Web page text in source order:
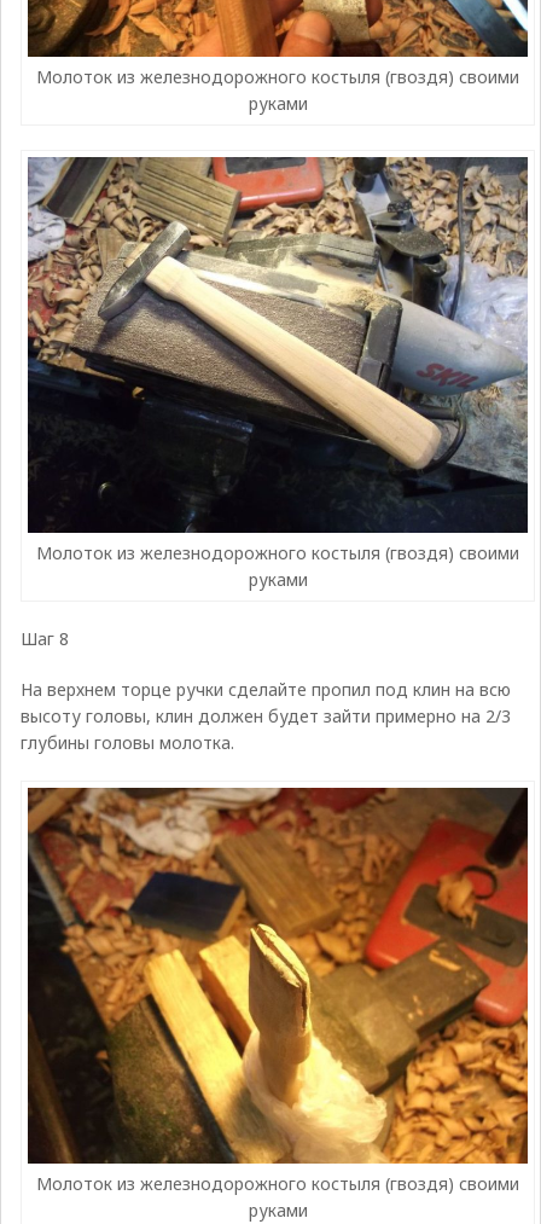
Молоток из железнодорожного костыля (гвоздя) своими
руками
Молоток из железнодорожного костыля (гвоздя) своими
руками
Шаг 8
На верхнем торце ручки сделайте пропил под клин на всю
высоту головы, клин должен будет зайти примерно на 2/3
глубины головы молотка.
Молоток из железнодорожного костыля (гвоздя) своими
руками